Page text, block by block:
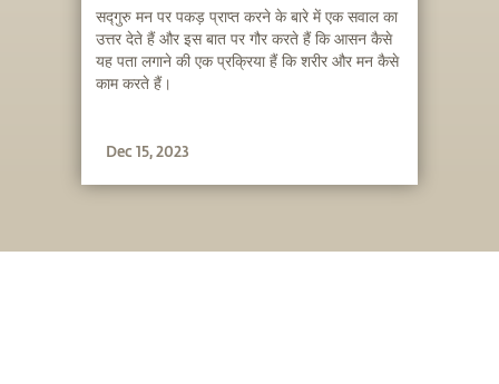
सद्गुरु मन पर पकड़ प्राप्त करने के बारे में एक सवाल का
उत्तर देते हैं और इस बात पर गौर करते हैं कि आसन कैसे
यह पता लगाने की एक प्रक्रिया हैं कि शरीर और मन कैसे
काम करते हैं।
Dec 15, 2023